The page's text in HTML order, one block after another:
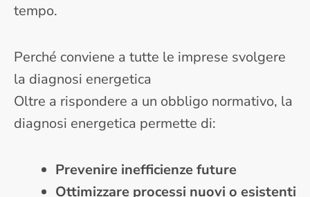
tempo.
Perché conviene a tutte le imprese svolgere
la diagnosi energetica
Oltre a rispondere a un obbligo normativo, la
diagnosi energetica permette di:
Prevenire inefficienze future
Ottimizzare processi nuovi o esistenti